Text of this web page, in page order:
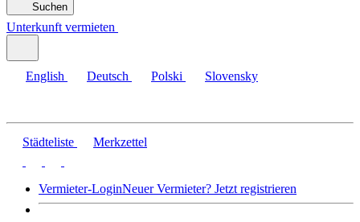
Suchen
Unterkunft vermieten
English Deutsch Polski Slovensky
Städteliste Merkzettel
Vermieter-LoginNeuer Vermieter? Jetzt registrieren